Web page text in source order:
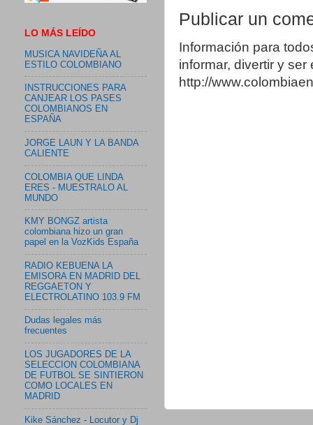
Publicar un
Información para
informar, divertir y
http://
LO MÁS LEÍDO
MUSICA NAVIDEÑA AL
ESTILO COLOMBIANO
INSTRUCCIONES PARA
CANJEAR LOS PASES
COLOMBIANOS EN
ESPAÑA
JORGE LAUN Y LA BANDA
CALIENTE
COLOMBIA QUE LINDA
ERES - MUESTRALO AL
MUNDO
KMY BONGZ artista
colombiana hizo un gran
papel en la VozKids España
RADIO KEBUENA LA
EMISORA EN MADRID DEL
REGGAETON Y
ELECTROLATINO 103.9 FM
Dudas legales más
frecuentes
LOS JUGADORES DE LA
SELECCION COLOMBIANA
DE FUTBOL SE SINTIERON
COMO LOCALES EN
MADRID
Kike Sánchez - Locutor y Dj